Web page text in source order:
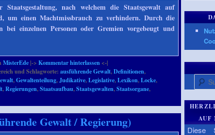
nach welchem die Staatsgewalt auf
um einen Machtmissbrauch zu verhindern. Durch die
einzelnen Personen oder Gremien vorgebeugt und
MisterEde |->Kommentar hinterlassen <-|
und Schlagworte:ausführende Gewalt,Definitionen,
,Gewaltenteilung,Judikative,Legislative,Lexikon,Locke,
,Regierungen,Staatsaufbau,Staatsgewalten,Staatsorgane,
Gewalt / Regierung)
Suchen
AUF
Diese